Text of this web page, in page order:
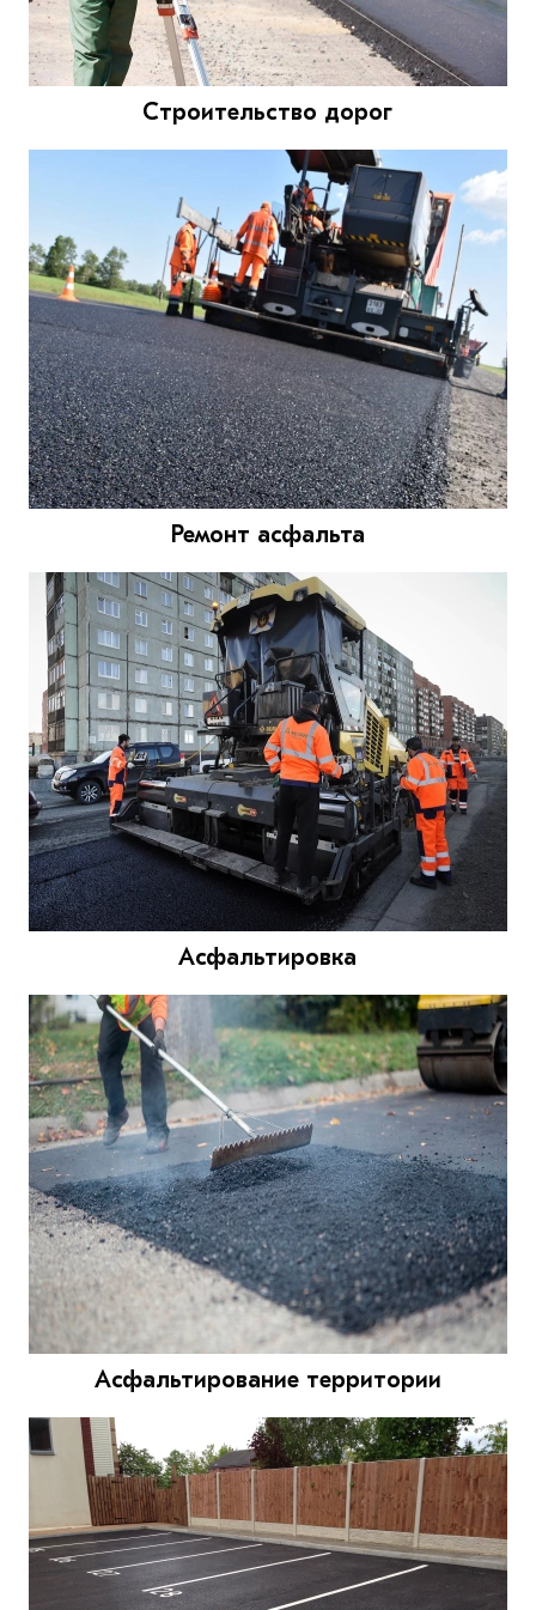
Строительство дорог
Ремонт асфальта
Асфальтировка
Асфальтирование территории